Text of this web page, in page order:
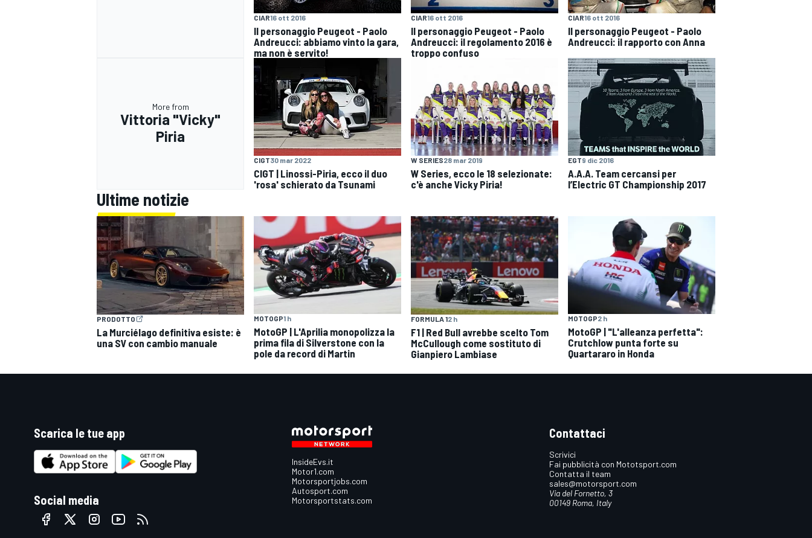
MONOMARCA
RALLY
CIAR16 ott 2016
Il personaggio Peugeot - Paolo
Andreucci: abbiamo vinto la gara,
ma non è servito!
CIAR16 ott 2016
Il personaggio Peugeot - Paolo
Andreucci: il regolamento 2016 è
troppo confuso
CIAR16 ott 2016
Il personaggio Peugeot - Paolo
Andreucci: il rapporto con Anna
More from
Vittoria "Vicky"
Piria
CIGT30 mar 2022
CIGT | Linossi-Piria, ecco il duo
'rosa' schierato da Tsunami
W SERIES28 mar 2019
W Series, ecco le 18 selezionate:
c'è anche Vicky Piria!
EGT9 dic 2016
A.A.A. Team cercansi per
l’Electric GT Championship 2017
Ultime notizie
PRODOTTO
La Murciélago definitiva esiste: è
una SV con cambio manuale
MOTOGP1 h
MotoGP | L'Aprilia monopolizza la
prima fila di Silverstone con la
pole da record di Martin
FORMULA 12 h
F1 | Red Bull avrebbe scelto Tom
McCullough come sostituto di
Gianpiero Lambiase
MOTOGP2 h
MotoGP | "L'alleanza perfetta":
Crutchlow punta forte su
Quartararo in Honda
Scarica le tue app
Social media
InsideEvs.it
Motor1.com
Motorsportjobs.com
Autosport.com
Motorsportstats.com
Contattaci
Scrivici
Fai pubblicità con Mototsport.com
Contatta il team
sales@motorsport.com
Via del Fornetto, 3
00149 Roma, Italy